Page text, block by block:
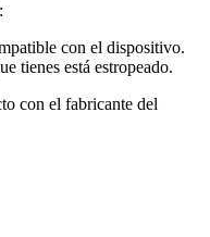
con el dispositivo.
tienes está estropeado.
con el fabricante del